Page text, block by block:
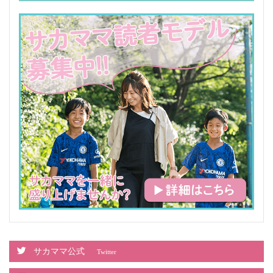
サカママ公式 Twitter